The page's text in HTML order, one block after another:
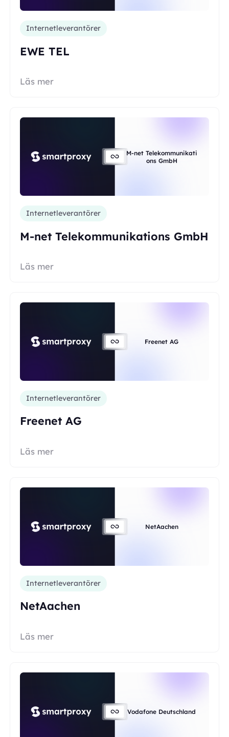
Internetleverantörer
EWE TEL
Läs mer
M-net Telekommunikati
ons GmbH
Internetleverantörer
M-net Telekommunikations GmbH
Läs mer
Freenet AG
Internetleverantörer
Freenet AG
Läs mer
NetAachen
Internetleverantörer
NetAachen
Läs mer
Vodafone Deutschland